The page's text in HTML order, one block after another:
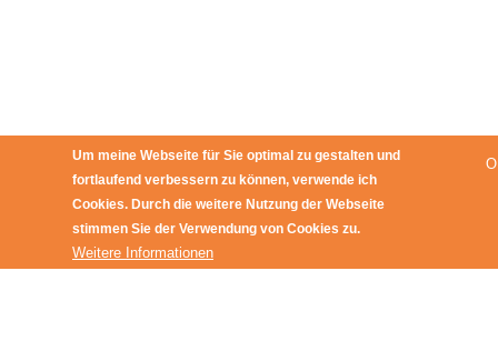
Um meine Webseite für Sie optimal zu gestalten und
fortlaufend verbessern zu können, verwende ich
Cookies. Durch die weitere Nutzung der Webseite
stimmen Sie der Verwendung von Cookies zu.
Weitere Informationen